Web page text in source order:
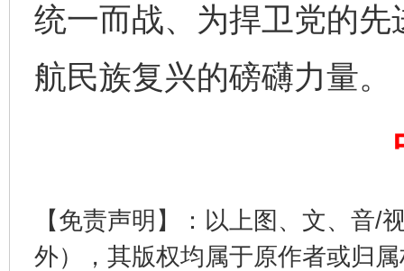
统一而战、为捍卫党的
航民族复兴的磅礴力量。
【免责声明】：以上图、文、音/
外），其版权均属于原作者或归